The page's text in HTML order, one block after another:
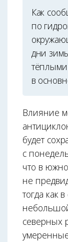
Как
по
дни
в
Влияние
будет
с
что в
не
тогда как
северных